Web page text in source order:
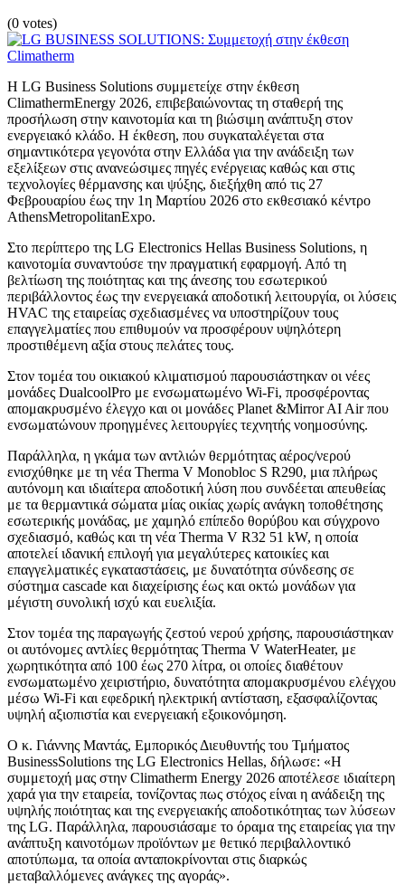
(0 votes)
Η LG Business Solutions συμμετείχε στην έκθεση
ClimathermEnergy 2026, επιβεβαιώνοντας τη σταθερή της
προσήλωση στην καινοτομία και τη βιώσιμη ανάπτυξη στον
ενεργειακό κλάδο. Η έκθεση, που συγκαταλέγεται στα
σημαντικότερα γεγονότα στην Ελλάδα για την ανάδειξη των
εξελίξεων στις ανανεώσιμες πηγές ενέργειας καθώς και στις
τεχνολογίες θέρμανσης και ψύξης, διεξήχθη από τις 27
Φεβρουαρίου έως την 1η Μαρτίου 2026 στο εκθεσιακό κέντρο
AthensMetropolitanExpo.
Στο περίπτερο της LG Electronics Hellas Business Solutions, η
καινοτομία συναντούσε την πραγματική εφαρμογή. Από τη
βελτίωση της ποιότητας και της άνεσης του εσωτερικού
περιβάλλοντος έως την ενεργειακά αποδοτική λειτουργία, οι λύσεις
HVAC της εταιρείας σχεδιασμένες να υποστηρίζουν τους
επαγγελματίες που επιθυμούν να προσφέρουν υψηλότερη
προστιθέμενη αξία στους πελάτες τους.
Στον τομέα του οικιακού κλιματισμού παρουσιάστηκαν οι νέες
μονάδες DualcoolPro με ενσωματωμένο Wi-Fi, προσφέροντας
απομακρυσμένο έλεγχο και οι μονάδες Planet &Mirror AI Air που
ενσωματώνουν προηγμένες λειτουργίες τεχνητής νοημοσύνης.
Παράλληλα, η γκάμα των αντλιών θερμότητας αέρος/νερού
ενισχύθηκε με τη νέα Therma V Monobloc S R290, μια πλήρως
αυτόνομη και ιδιαίτερα αποδοτική λύση που συνδέεται απευθείας
με τα θερμαντικά σώματα μίας οικίας χωρίς ανάγκη τοποθέτησης
εσωτερικής μονάδας, με χαμηλό επίπεδο θορύβου και σύγχρονο
σχεδιασμό, καθώς και τη νέα Therma V R32 51 kW, η οποία
αποτελεί ιδανική επιλογή για μεγαλύτερες κατοικίες και
επαγγελματικές εγκαταστάσεις, με δυνατότητα σύνδεσης σε
σύστημα cascade και διαχείρισης έως και οκτώ μονάδων για
μέγιστη συνολική ισχύ και ευελιξία.
Στον τομέα της παραγωγής ζεστού νερού χρήσης, παρουσιάστηκαν
οι αυτόνομες αντλίες θερμότητας Therma V WaterHeater, με
χωρητικότητα από 100 έως 270 λίτρα, οι οποίες διαθέτουν
ενσωματωμένο χειριστήριο, δυνατότητα απομακρυσμένου ελέγχου
μέσω Wi-Fi και εφεδρική ηλεκτρική αντίσταση, εξασφαλίζοντας
υψηλή αξιοπιστία και ενεργειακή εξοικονόμηση.
Ο κ. Γιάννης Μαντάς, Εμπορικός Διευθυντής του Τμήματος
BusinessSolutions της LG Electronics Hellas, δήλωσε: «Η
συμμετοχή μας στην Climatherm Energy 2026 αποτέλεσε ιδιαίτερη
χαρά για την εταιρεία, τονίζοντας πως στόχος είναι η ανάδειξη της
υψηλής ποιότητας και της ενεργειακής αποδοτικότητας των λύσεων
της LG. Παράλληλα, παρουσιάσαμε το όραμα της εταιρείας για την
ανάπτυξη καινοτόμων προϊόντων με θετικό περιβαλλοντικό
αποτύπωμα, τα οποία ανταποκρίνονται στις διαρκώς
μεταβαλλόμενες ανάγκες της αγοράς».